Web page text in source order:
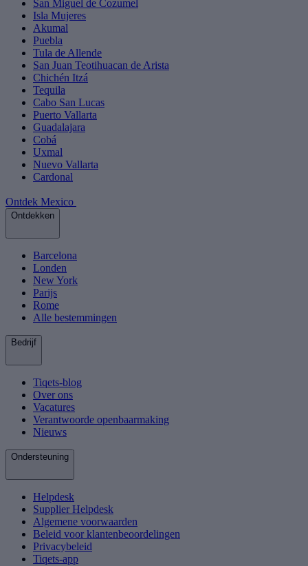
San Miguel de Cozumel
Isla Mujeres
Akumal
Puebla
Tula de Allende
San Juan Teotihuacan de Arista
Chichén Itzá
Tequila
Cabo San Lucas
Puerto Vallarta
Guadalajara
Cobá
Uxmal
Nuevo Vallarta
Cardonal
Ontdek Mexico
Ontdekken
Barcelona
Londen
New York
Parijs
Rome
Alle bestemmingen
Bedrijf
Tiqets-blog
Over ons
Vacatures
Verantwoorde openbaarmaking
Nieuws
Ondersteuning
Helpdesk
Supplier Helpdesk
Algemene voorwaarden
Beleid voor klantenbeoordelingen
Privacybeleid
Tiqets-app